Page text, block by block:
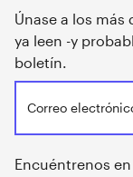
Únase a los más
ya leen -y
boletín.
Encuéntrenos